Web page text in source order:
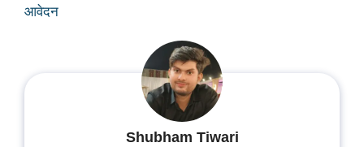
आवेदन
Shubham Tiwari